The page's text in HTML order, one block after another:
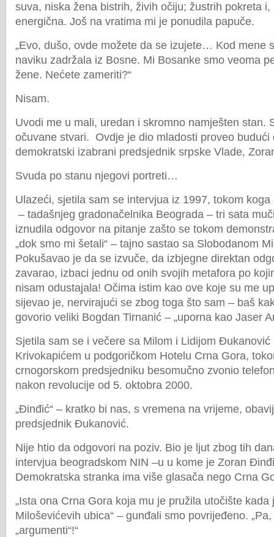
suva, niska žena bistrih, živih očiju; žustrih pokreta
energična. Još na vratima mi je ponudila papuče.
„Evo, dušo, ovde možete da se izujete… Kod mene
naviku zadržala iz Bosne. Mi Bosanke smo veoma
žene. Nećete zameriti?“
Nisam.
Uvodi me u mali, uredan i skromno namješten stan.
očuvane stvari. Ovdje je dio mladosti proveo budući
demokratski izabrani predsjednik srpske Vlade,
Svuda po stanu njegovi portreti…
Ulazeći, sjetila sam se intervjua iz 1997, tokom
– tadašnjeg gradonačelnika Beograda – tri sata
iznudila odgovor na pitanje zašto se tokom
„dok smo mi šetali“ – tajno sastao sa Slobodanom
Pokušavao je da se izvuče, da izbjegne direktan
zavarao, izbaci jednu od onih svojih metafora po
nisam odustajala! Očima istim kao ove koje su me
sijevao je, nervirajući se zbog toga što sam – baš
govorio veliki Bogdan Tirnanić – „uporna kao Jaser
Sjetila sam se i večere sa Milom i Lidijom Đukanović
Krivokapićem u podgoričkom Hotelu Crna Gora,
crnogorskom predsjedniku besomučno zvonio
nakon revolucije od 5. oktobra 2000.
„Đinđić“ – kratko bi nas, s vremena na vrijeme,
predsjednik Đukanović.
Nije htio da odgovori na poziv. Bio je ljut zbog tih
intervjua beogradskom NIN –u u kome je Zoran
Demokratska stranka ima više glasača nego Crna
„Ista ona Crna Gora koja mu je pružila utočište kada
Miloševićevih ubica“ – gunđali smo povrijeđeno.
„argumenti“!“